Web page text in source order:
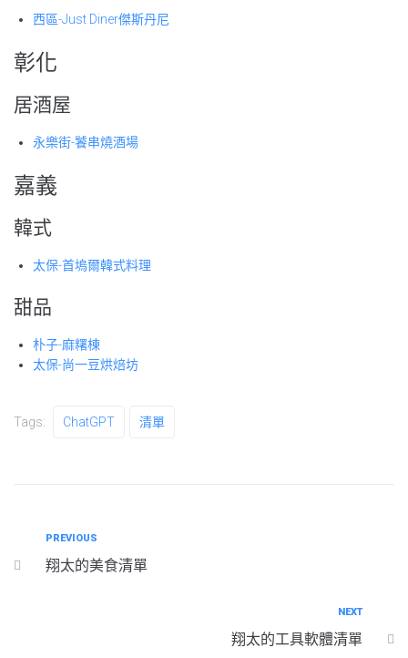
西區-Just Diner傑斯丹尼
彰化
居酒屋
永樂街-饕串燒酒場
嘉義
韓式
太保-首塢爾韓式料理
甜品
朴子-麻糬棟
太保-尚一豆烘焙坊
Tags: ChatGPT 清單
章
Previous
PREVIOUS
翔太的美食清單
NEXT
翔太的工具軟體清單